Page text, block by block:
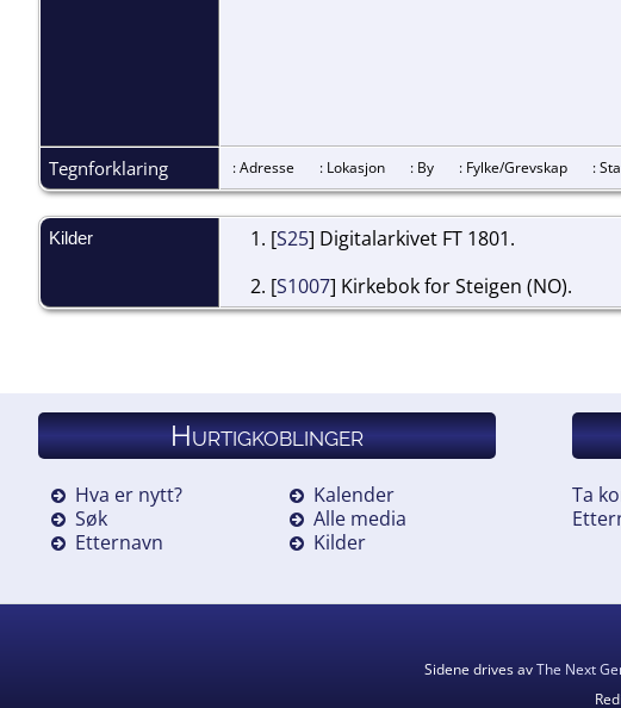
Tegnforklaring : Adresse : Lokasjon : By : Fylke/Grevskap :
Kilder [S25] Digitalarkivet FT 1801.
[S1007] Kirkebok for Steigen (NO).
Hurtigkoblinger
Hva er nytt?
Søk
Etternavn
Kalender
Alle media
Kilder
Ta
Sidene drives avThe Next